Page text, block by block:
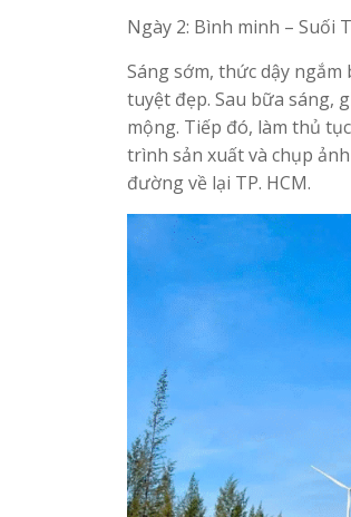
Ngày 2: Bình minh – Suối
Sáng sớm, thức dậy
tuyệt đẹp. Sau bữa sáng,
mộng. Tiếp đó, làm thủ
trình sản xuất và chụp
đường về lại TP. HCM.